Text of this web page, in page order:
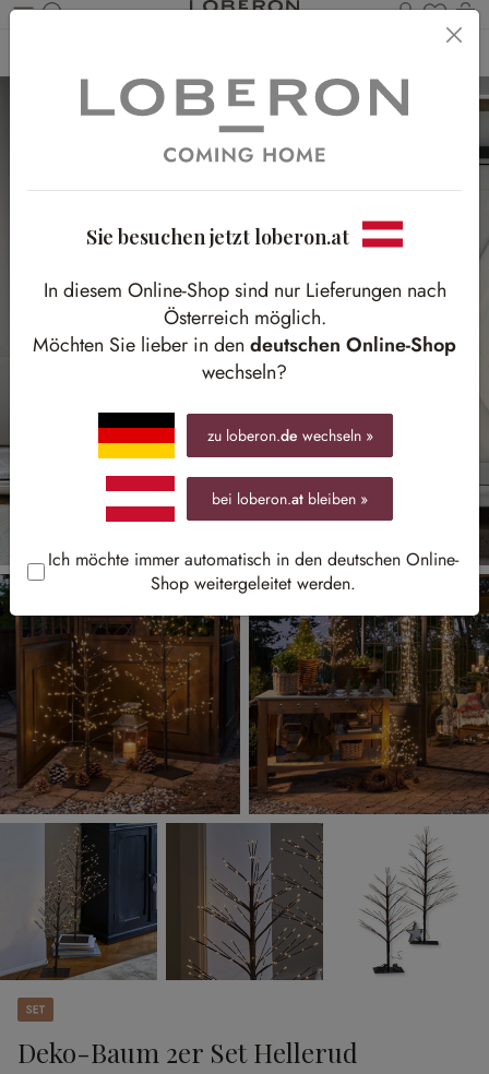
Du
Set
Deko-Baum 2er Set Hellerud
Sie besuchen jetzt loberon.at
In diesem Online-Shop sind nur Lieferungen nach
Österreich möglich.
Möchten Sie lieber in den deutschen Online-Shop
wechseln?
zu loberon.de wechseln »
bei loberon.at bleiben »
Ich möchte immer automatisch in den deutschen Online-
Shop weitergeleitet werden.